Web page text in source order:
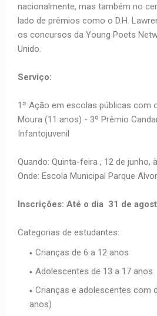
nacionalmente, mas também no
lado de prêmios como o D.H.
os concursos da Young Poets
Unido.
Serviço:
1ª Ação em escolas públicas com
Moura (11 anos) - 3º Prêmio
Infantojuvenil
Quando: Quinta-feira , 12 de junho,
Onde: Escola Municipal Parque
Inscrições: Até o dia 31 de
Categorias de estudantes:
Crianças de 6 a 12 anos
Adolescentes de 13 a 17 anos
Crianças e adolescentes com
anos)